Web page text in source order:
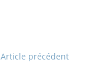
Article précédent